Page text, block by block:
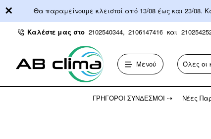
Θα παραμείνουμε κλειστοί από 13/08 έως και 23/08.
Καλέστε μας στο 2102540344, 2106147416 και
Μενού Όλες οι
ΓΡΉΓΟΡΟΙ ΣΎΝΔΕΣΜΟΙ ⇢ Νέες